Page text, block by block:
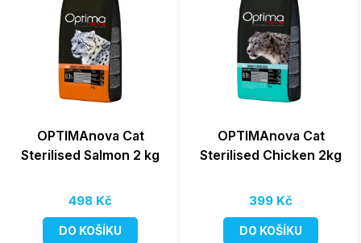
OPTIMAnova Cat
Sterilised Salmon 2 kg
498 Kč
DO KOŠÍKU
OPTIMAnova Cat
Sterilised Chicken 2kg
399 Kč
DO KOŠÍKU